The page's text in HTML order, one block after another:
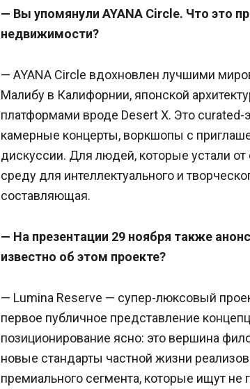
— Вы упомянули AYANA Circle. Что это
недвижимости?
— AYANA Circle вдохновлен лучшими
Малибу в Калифорнии, японской
платформами вроде Desert X. Это
камерные концерты, воркшопы с
дискуссии. Для людей, которые устали от
среду для интеллектуального и
составляющая.
— На презентации 29 ноября также
известно об этом проекте?
— Lumina Reserve — супер-люксовый
первое публичное представление
позиционирование ясно: это вершина
новые стандарты частной жизни
премиального сегмента, которые ищут